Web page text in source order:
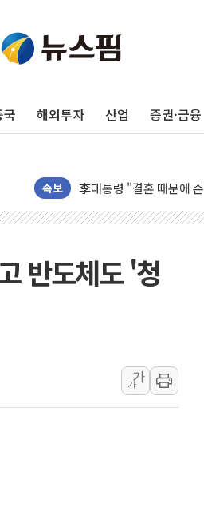
국 해외투자 산업 증권·금융
속보
이번주 국내 주요 금융일
美, 이란전 출구전략 만
폐기물 수거하다 참변
서울 중랑구 주택가서
여수 오동도 인근 해상
추미애, '위안부' 피해자
인천서 말다툼 중 어머니
'화합' 꺼낸 김민석에 '뻔
中 전방위 아파트 부양,
인제 용대리 계곡서 수위
폭염에 車 운전면허 기
반도체도 '청
가
가